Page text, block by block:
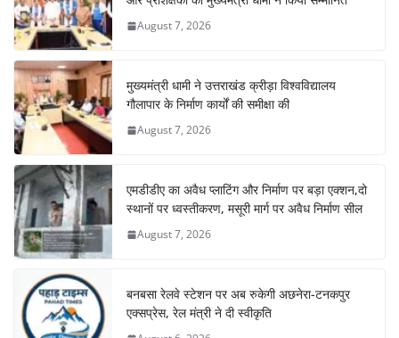
August 7, 2026
मुख्यमंत्री धामी ने उत्तराखंड क्रीड़ा विश्वविद्यालय
गौलापार के निर्माण कार्यों की समीक्षा की
August 7, 2026
एमडीडीए का अवैध प्लाटिंग और निर्माण पर बड़ा एक्शन,दो
स्थानों पर ध्वस्तीकरण, मसूरी मार्ग पर अवैध निर्माण सील
August 7, 2026
बनबसा रेलवे स्टेशन पर अब रुकेगी अछनेरा-टनकपुर
एक्सप्रेस, रेल मंत्री ने दी स्वीकृति